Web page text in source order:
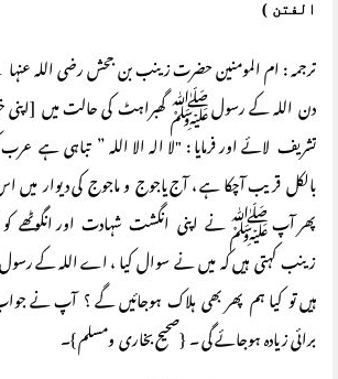
الفتن )
ترجمہ : ام المومنین حضرت زینب بن جحش رضی اللہ
دن اللہ کے رسول ﷺ گھبراہٹ کی حالت میں [اپنی
تشریف لائے اور فرمایا : "لا الہ الا اللہ ” تباہی ہے
بالکل قریب آچکا ہے ، آج یاجوج و ماجوج کی دیوار
پھر آپ ﷺ نے اپنی انگشت شہادت اور انگوٹھے کو
زینب کہتی ہیں کہ میں نے سوال کیا ، اے اللہ کے
ہیں تو کیا ہم پھر بھی ہلاک ہوجائیں گے ؟ آپ نے
برائی زیادہ ہوجائے گی ۔ {صحیح بخاری ومسلم }۔